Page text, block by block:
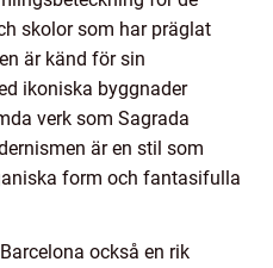
skolor som har präglat
är känd för sin
ikoniska byggnader
verk som Sagrada
är en stil som
form och fantasifulla
också en rik